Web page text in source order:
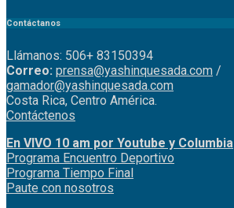
Contáctanos
Llámanos: 506+ 83150394
Correo: prensa@yashinquesada.com /
gamador@yashinquesada.com
Costa Rica, Centro América.
Contáctenos
En VIVO 10 am por Youtube y Columbia
Programa Encuentro Deportivo
Programa Tiempo Final
Paute con nosotros